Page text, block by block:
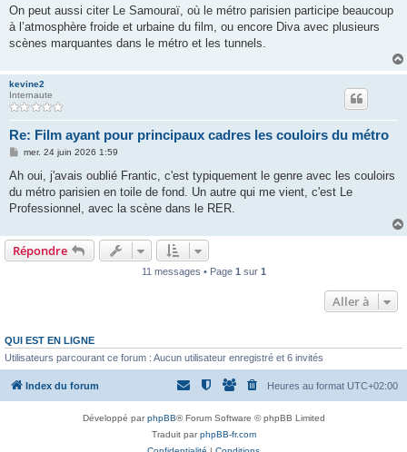
g
On peut aussi citer Le Samouraï, où le métro parisien participe beaucoup
à l’atmosphère froide et urbaine du film, ou encore Diva avec plusieurs
scènes marquantes dans le métro et les tunnels.
kevine2
Internaute
Re: Film ayant pour principaux cadres les couloirs du métro
M
s
a
g
mer. 24 juin 2026 1:59
Ah oui, j'avais oublié Frantic, c'est typiquement le genre avec les couloirs
du métro parisien en toile de fond. Un autre qui me vient, c'est Le
Professionnel, avec la scène dans le RER.
Répondre
11 messages • Page 1 sur 1
Aller à
QUI EST EN LIGNE
Utilisateurs parcourant ce forum : Aucun utilisateur enregistré et 6 invités
Index du forum Heures au format UTC+02:00
Développé parphpBB® Forum Software © phpBB Limited
Traduit parphpBB-fr.com